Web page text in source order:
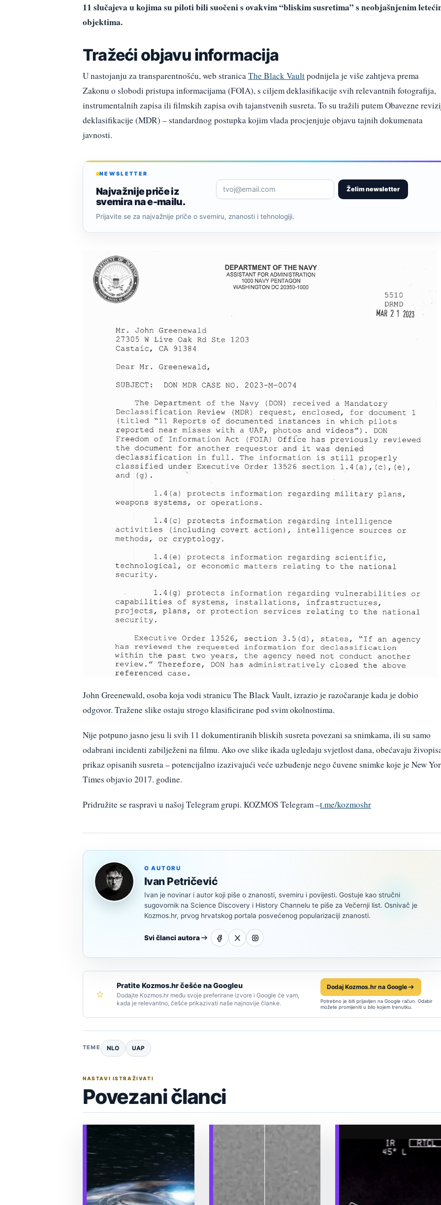
11 slučajeva u kojima su piloti bili suočeni s ovakvim “bliskim susretima” s neobjašnjenim
objektima.
Tražeći objavu informacija
U nastojanju za transparentnošću, web stranicaThe Black Vaultpodnijela je više zahtjeva prema
Zakonu o slobodi pristupa informacijama (FOIA), s ciljem deklasifikacije svih relevantnih fotografija,
instrumentalnih zapisa ili filmskih zapisa ovih tajanstvenih susreta. To su tražili putem Obavezne
deklasifikacije (MDR) – standardnog postupka kojim vlada procjenjuje objavu tajnih dokumenata
javnosti.
NEWSLETTER
Najvažnije priče iz
svemira na e-mailu.
Želim newsletter
Prijavite se za najvažnije priče o svemiru, znanosti i tehnologiji.
John Greenewald, osoba koja vodi stranicu The Black Vault, izrazio je razočaranje kada je dobio
odgovor. Tražene slike ostaju strogo klasificirane pod svim okolnostima.
Nije potpuno jasno jesu li svih 11 dokumentiranih bliskih susreta povezani sa snimkama, ili su samo
odabrani incidenti zabilježeni na filmu. Ako ove slike ikada ugledaju svjetlost dana, obećavaju
prikaz opisanih susreta – potencijalno izazivajući veće uzbuđenje nego čuvene snimke koje je New
Times objavio 2017. godine.
Pridružite se raspravi u našoj Telegram grupi. KOZMOS Telegram –t.me/kozmoshr
O AUTORU
Ivan Petričević
Ivan je novinar i autor koji piše o znanosti, svemiru i povijesti. Gostuje kao stručni
sugovornik na Science Discovery i History Channelu te piše za Večernji list. Osnivač je
Kozmos.hr, prvog hrvatskog portala posvećenog popularizaciji znanosti.
Svi članci autora
Pratite Kozmos.hr češće na Googleu
Dodajte Kozmos.hr među svoje preferirane izvore i Google će vam,
kada je relevantno, češće prikazivati naše najnovije članke.
Dodaj Kozmos.hr na Google
Potrebno je biti prijavljen na Google račun. Odabir
možete promijeniti u bilo kojem trenutku.
TEME NLO UAP
NASTAVI ISTRAŽIVATI
Povezani članci